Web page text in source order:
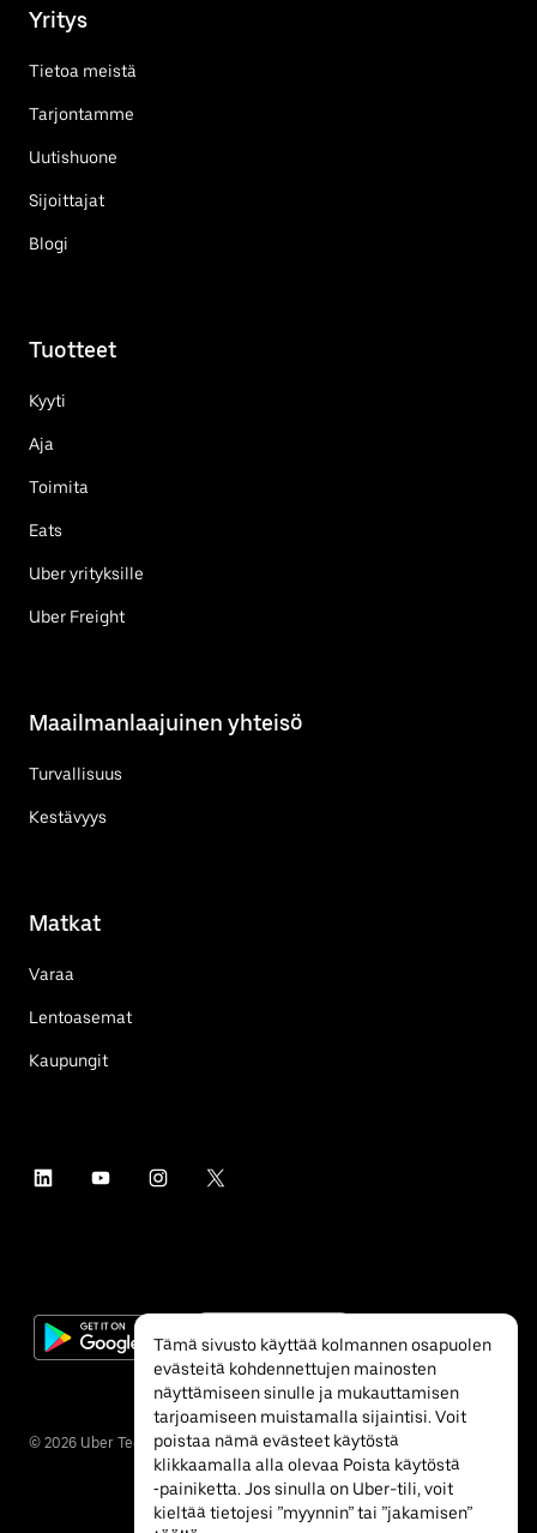
Yritys
Tietoa meistä
Tarjontamme
Uutishuone
Sijoittajat
Blogi
Tuotteet
Kyyti
Aja
Toimita
Eats
Uber yrityksille
Uber Freight
Maailmanlaajuinen yhteisö
Turvallisuus
Kestävyys
Matkat
Varaa
Lentoasemat
Kaupungit
© 2026 Uber Technologies Inc.
Tämä sivusto käyttää kolmannen osapuolen
evästeitä kohdennettujen mainosten
näyttämiseen sinulle ja mukauttamisen
tarjoamiseen muistamalla sijaintisi. Voit
poistaa nämä evästeet käytöstä
klikkaamalla alla olevaa Poista käytöstä
‐painiketta. Jos sinulla on Uber-tili, voit
kieltää tietojesi ”myynnin” tai ”jakamisen”